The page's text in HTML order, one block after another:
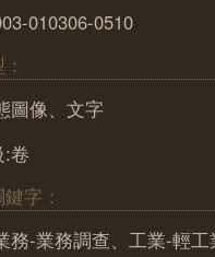
010306-0510
圖像、文字
:卷
字：
務-業務調查、工業-輕工